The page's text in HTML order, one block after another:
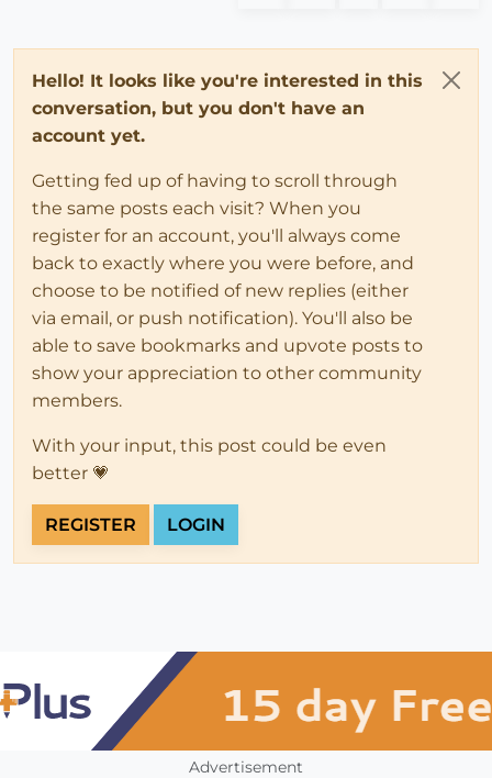
Hello! It looks like you're interested in this
conversation, but you don't have an
account yet.
Getting fed up of having to scroll through
the same posts each visit? When you
register for an account, you'll always come
back to exactly where you were before, and
choose to be notified of new replies (either
via email, or push notification). You'll also be
able to save bookmarks and upvote posts to
show your appreciation to other community
members.
With your input, this post could be even
better 💗
REGISTER LOGIN
Advertisement